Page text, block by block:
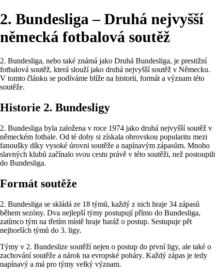
2. Bundesliga – Druhá nejvyšší
německá fotbalová soutěž
2. Bundesliga, nebo také známá jako Druhá Bundesliga, je prestižní
fotbalová soutěž, která slouží jako druhá nejvyšší soutěž v Německu.
V tomto článku se podíváme blíže na historii, formát a význam této
soutěže.
Historie 2. Bundesligy
2. Bundesliga byla založena v roce 1974 jako druhá nejvyšší soutěž v
německém fotbale. Od té doby si získala obrovskou popularitu mezi
fanoušky díky vysoké úrovni soutěže a napínavým zápasům. Mnoho
slavných klubů začínalo svou cestu právě v této soutěži, než postoupili
do Bundesliga.
Formát soutěže
2. Bundesliga se skládá ze 18 týmů, každý z nich hraje 34 zápasů
během sezóny. Dva nejlepší týmy postupují přímo do Bundesliga,
zatímco tým na třetím místě hraje baráž o postup. Sestupuje pět
nejhorších týmů do 3. ligy.
Týmy v 2. Bundeslize soutěží nejen o postup do první ligy, ale také o
zachování soutěže a nárok na evropské poháry. Každý zápas je tedy
napínavý a má pro týmy velký význam.